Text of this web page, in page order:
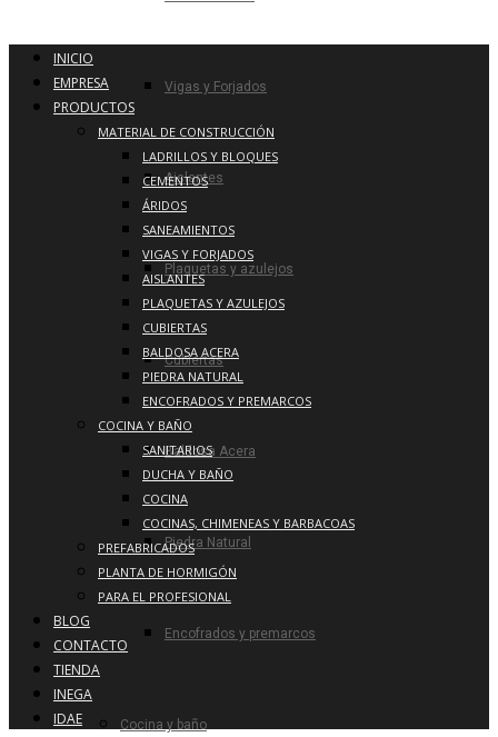
Vigas y Forjados
Aislantes
Plaquetas y azulejos
Cubiertas
Baldosa Acera
Piedra Natural
Encofrados y premarcos
Cocina y baño
INICIO
EMPRESA
PRODUCTOS
MATERIAL DE CONSTRUCCIÓN
LADRILLOS Y BLOQUES
CEMENTOS
ÁRIDOS
SANEAMIENTOS
VIGAS Y FORJADOS
AISLANTES
PLAQUETAS Y AZULEJOS
CUBIERTAS
BALDOSA ACERA
PIEDRA NATURAL
ENCOFRADOS Y PREMARCOS
COCINA Y BAÑO
SANITARIOS
DUCHA Y BAÑO
COCINA
COCINAS, CHIMENEAS Y BARBACOAS
PREFABRICADOS
PLANTA DE HORMIGÓN
PARA EL PROFESIONAL
BLOG
CONTACTO
TIENDA
INEGA
IDAE